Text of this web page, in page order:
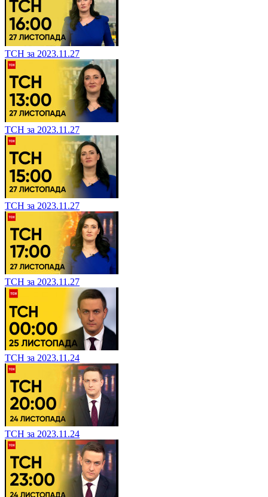
ТСН за 2023.11.27
ТСН за 2023.11.27
ТСН за 2023.11.27
ТСН за 2023.11.27
ТСН за 2023.11.24
ТСН за 2023.11.24